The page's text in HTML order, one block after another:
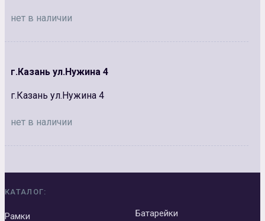
нет в наличии
г.Казань ул.Нужина 4
г.Казань ул.Нужина 4
нет в наличии
КАТАЛОГ:
Рамки
Батарейки